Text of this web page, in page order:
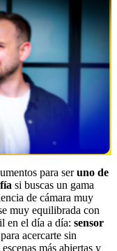
para seruno de
si buscas un gama
de cámara muy
muy equilibrada con
en el día a día: sensor
acercarte sin
más abiertas y